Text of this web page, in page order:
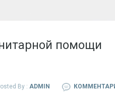
помощи
By : ADMIN